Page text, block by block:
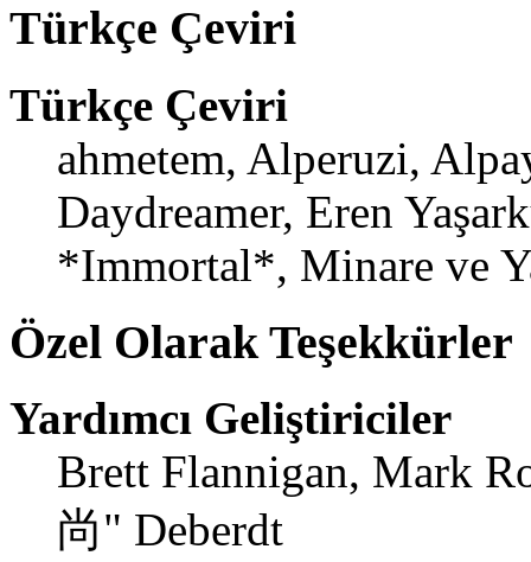
Türkçe Çeviri
Türkçe Çeviri
ahmetem, Alperuzi,
Daydreamer, Eren
*Immortal*, Minare ve
Özel Olarak Teşekkürler
Yardımcı Geliştiriciler
Brett Flannigan, Mark
尚" Deberdt